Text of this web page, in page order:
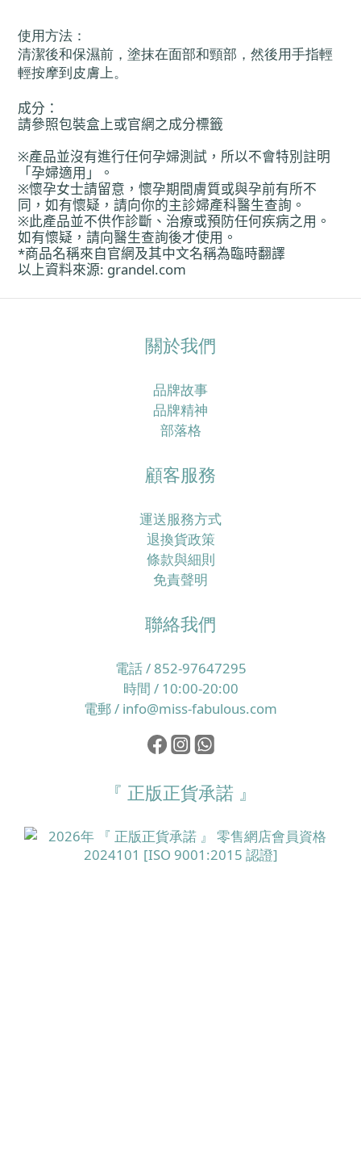
使用方法：
清潔後和保濕前，塗抹在面部和頸部，然後用手指輕
輕按摩到皮膚上。
成分 ：
請參照包裝盒上或官網之成分標籤
※產品並沒有進行任何孕婦測試，所以不會特別註明
「孕婦適用」。
※懷孕女士請留意，懷孕期間膚質或與孕前有所不
同，如有懷疑，請向你的主診婦產科醫生查詢。
※此產品並不供作診斷、治療或預防任何疾病之用。
如有懷疑，請向醫生查詢後才使用。
*商品名稱來自官網及其中文名稱為臨時翻譯
以上資料來源: grandel.com
關於我們
品牌故事
品牌精神
部落格
顧客服務
運送服務方式
退換貨政策
條款與細則
免責聲明
聯絡我們
電話 / 852-97647295
時間 / 10:00-20:00
電郵 / info@miss-fabulous.com
『 正版正貨承諾 』